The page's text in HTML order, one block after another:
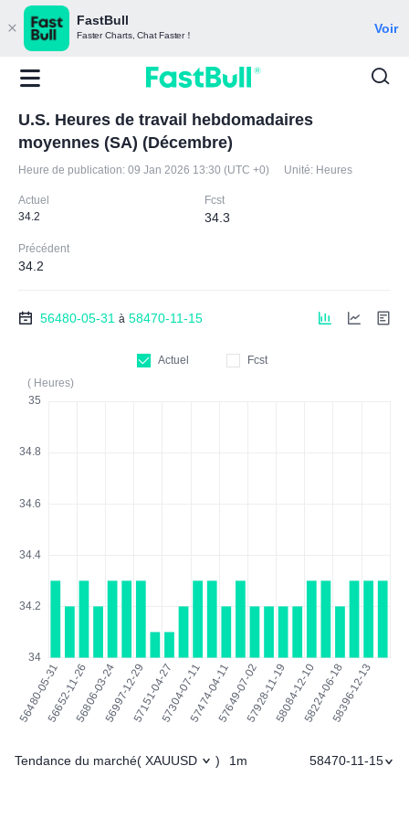
FastBull
Faster Charts, Chat Faster！ Voir
U.S. Heures de travail hebdomadaires
moyennes (SA) (Décembre)
Heure de publication: 09 Jan 2026 13:30 (UTC +0) Unité: Heures
Actuel
34.2
Fcst
34.3
Précédent
34.2
56480-05-31 à 58470-11-15
Actuel
Fcst
( Heures)
Tendance du marché( XAUUSD ) 1m 58470-11-15